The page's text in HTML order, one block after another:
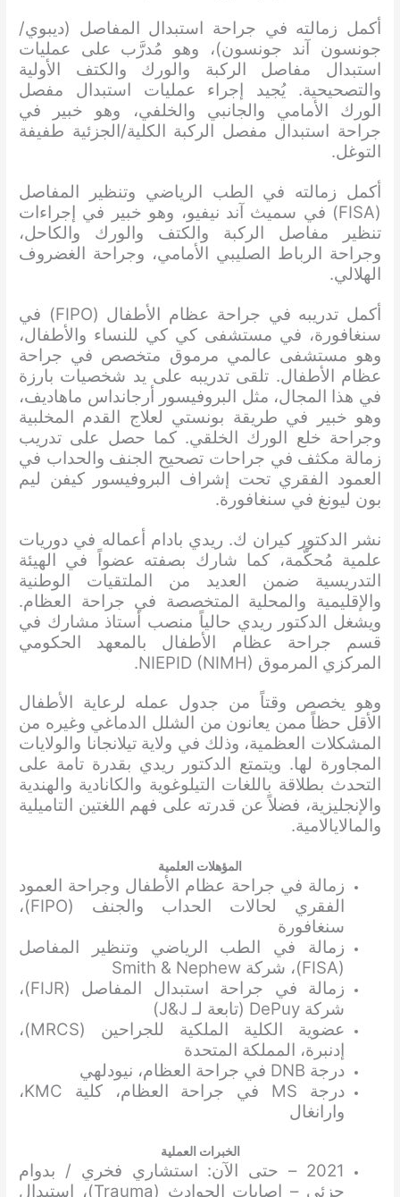
أكمل زمالته في جراحة استبدال المفاصل (ديبوي/
جونسون آند جونسون)، وهو مُدرَّب على عمليات
استبدال مفاصل الركبة والورك والكتف الأولية
والتصحيحية. يُجيد إجراء عمليات استبدال مفصل
الورك الأمامي والجانبي والخلفي، وهو خبير في
جراحة استبدال مفصل الركبة الكلية/الجزئية طفيفة
التوغل.
أكمل زمالته في الطب الرياضي وتنظير المفاصل
(FISA) في سميث آند نيفيو، وهو خبير في إجراءات
تنظير مفاصل الركبة والكتف والورك والكاحل،
وجراحة الرباط الصليبي الأمامي، وجراحة الغضروف
الهلالي.
أكمل تدريبه في جراحة عظام الأطفال (FIPO) في
سنغافورة، في مستشفى كي كي للنساء والأطفال،
وهو مستشفى عالمي مرموق متخصص في جراحة
عظام الأطفال. تلقى تدريبه على يد شخصيات بارزة
في هذا المجال، مثل البروفيسور أرجانداس ماهاديف،
وهو خبير في طريقة بونستي لعلاج القدم المخلبية
وجراحة خلع الورك الخلقي. كما حصل على تدريب
زمالة مكثف في جراحات تصحيح الجنف والحداب في
العمود الفقري تحت إشراف البروفيسور كيفن ليم
بون ليونغ في سنغافورة.
نشر الدكتور كيران ك. ريدي بادام أعماله في دوريات
علمية مُحكَّمة، كما شارك بصفته عضواً في الهيئة
التدريسية ضمن العديد من الملتقيات الوطنية
والإقليمية والمحلية المتخصصة في جراحة العظام.
ويشغل الدكتور ريدي حالياً منصب أستاذ مشارك في
قسم جراحة عظام الأطفال بالمعهد الحكومي
المركزي المرموق NIEPID (NIMH).
وهو يخصص وقتاً من جدول عمله لرعاية الأطفال
الأقل حظاً ممن يعانون من الشلل الدماغي وغيره من
المشكلات العظمية، وذلك في ولاية تيلانجانا والولايات
المجاورة لها. ويتمتع الدكتور ريدي بقدرة تامة على
التحدث بطلاقة باللغات التيلوغوية والكانادية والهندية
والإنجليزية، فضلاً عن قدرته على فهم اللغتين التاميلية
والمالايالامية.
المؤهلات العلمية
زمالة في جراحة عظام الأطفال وجراحة العمود
الفقري لحالات الحداب والجنف (FIPO)،
سنغافورة
زمالة في الطب الرياضي وتنظير المفاصل
(FISA)، شركة Smith & Nephew
زمالة في جراحة استبدال المفاصل (FIJR)،
شركة DePuy (تابعة لـ J&J)
عضوية الكلية الملكية للجراحين (MRCS)،
إدنبرة، المملكة المتحدة
درجة DNB في جراحة العظام، نيودلهي
درجة MS في جراحة العظام، كلية KMC،
وارانغال
الخبرات العملية
2021 – حتى الآن: استشاري فخري / بدوام
جزئي – إصابات الحوادث (Trauma)، استبدال